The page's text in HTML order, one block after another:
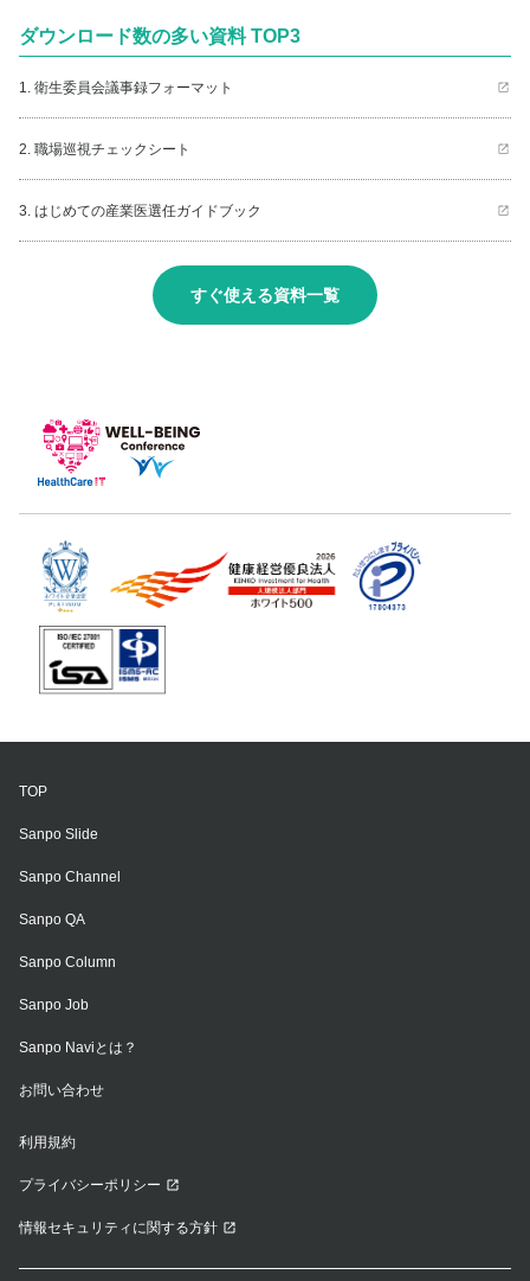
ダウンロード数の多い資料 TOP3
1. 衛生委員会議事録フォーマット
2. 職場巡視チェックシート
3. はじめての産業医選任ガイドブック
すぐ使える資料一覧
TOP
Sanpo Slide
Sanpo Channel
Sanpo QA
Sanpo Column
Sanpo Job
Sanpo Naviとは？
お問い合わせ
利用規約
プライバシーポリシー
情報セキュリティに関する方針